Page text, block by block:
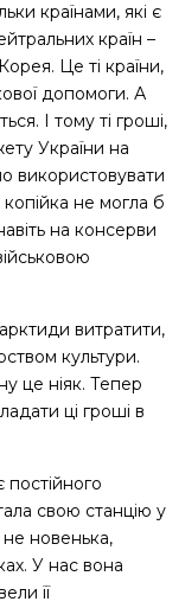
країнами, які є
країн –
Це ті країни,
допомоги. А
І тому ті гроші,
України на
використовувати
не могла б
на консерви
витратити,
культури.
це ніяк. Тепер
ці гроші в
свою станцію у
не новенька,
У нас вона
її